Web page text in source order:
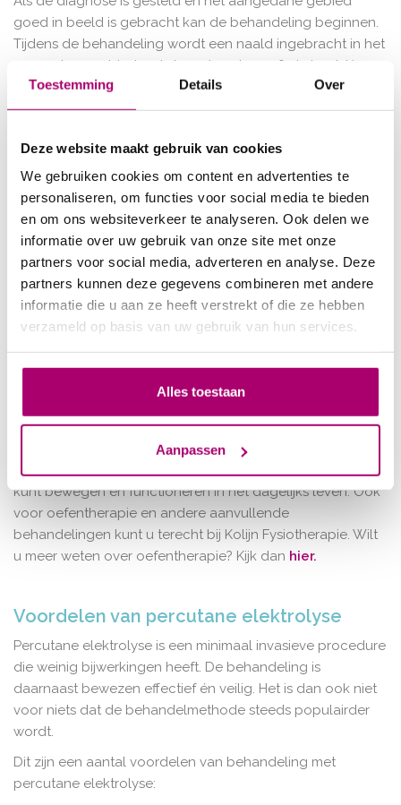
Toestemming Details Over
Deze website maakt gebruik van cookies
We gebruiken cookies om content en advertenties te
personaliseren, om functies voor social media te bieden
en om ons websiteverkeer te analyseren. Ook delen we
informatie over uw gebruik van onze site met onze
partners voor social media, adverteren en analyse. Deze
partners kunnen deze gegevens combineren met andere
informatie die u aan ze heeft verstrekt of die ze hebben
verzameld op basis van uw gebruik van hun services.
Alles toestaan
Aanpassen
goed in beeld is gebracht kan de behandeling beginnen.
Tijdens de behandeling wordt een naald ingebracht in het
aangedane gebied wat door de echografie in beeld is
gebracht. Via die naald krijgt u dan zwakke stroom
toegediend op precies de goede plek. De behandeling
behandelingen al voldoende voor een positief resultaat!
Het is belangrijk om te weten dat percutane elektrolyse
onderdeel is van een totaalbehandeling van
peesklachten. De fysiotherapeut van Kolijn Fysiotherapie
kijkt samen met u naar uw klachten, en stelt een
persoonlijk behandelplan op. Percutane elektrolyse kan
niet alle peesproblemen direct oplossen, en daarom is het
belangrijk dat wordt bekeken welke combinatie van
behandelingen passend is voor effectieve behandeling
van uw klacht.
Vaak is elektrolyse in combinatie met advies en een
succesvol. Door het volgen van een oefenprogramma kan
de pees zich aanpassen aan toenemende belasting. Het is
immers belangrijk dat u na de behandeling weer goed
kunt bewegen en functioneren in het dagelijks leven. Ook
voor oefentherapie en andere aanvullende
behandelingen kunt u terecht bij Kolijn Fysiotherapie. Wilt
u meer weten over oefentherapie? Kijk dan hier.
Voordelen van percutane elektrolyse
Percutane elektrolyse is een minimaal invasieve procedure
die weinig bijwerkingen heeft. De behandeling is
daarnaast bewezen effectief én veilig. Het is dan ook niet
voor niets dat de behandelmethode steeds populairder
wordt.
Dit zijn een aantal voordelen van behandeling met
percutane elektrolyse: